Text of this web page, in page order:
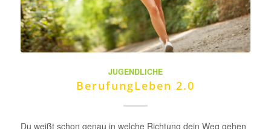
JUGENDLICHE
BerufungLeben 2.0
Du weißt schon genau in welche Richtung dein Weg gehen